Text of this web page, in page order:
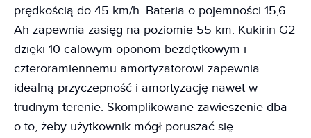
prędkością do 45 km/h. Bateria o pojemności 15,6
Ah zapewnia zasięg na poziomie 55 km. Kukirin G2
dzięki 10-calowym oponom bezdętkowym i
czteroramiennemu amortyzatorowi zapewnia
idealną przyczepność i amortyzację nawet w
trudnym terenie. Skomplikowane zawieszenie dba
o to, żeby użytkownik mógł poruszać się